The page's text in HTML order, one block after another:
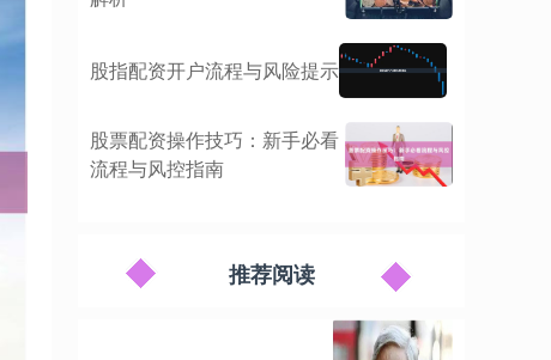
股指配资开户流程与风险提示
股票配资操作技巧：新手必看
流程与风控指南
推荐阅读